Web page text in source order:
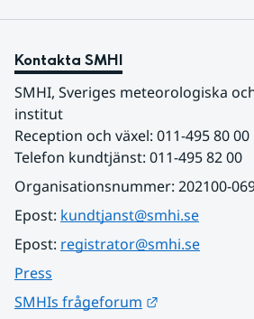
Kontakta SMHI
SMHI, Sveriges meteorologiska
institut
Reception och växel: 011-495 80 00
Telefon kundtjänst: 011-495 82 00
Organisationsnummer: 202100-
Epost: kundtjanst@smhi.se
Epost: registrator@smhi.se
Press
SMHIs frågeforum